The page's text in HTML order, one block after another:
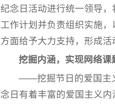
纪念日活动进行统一领导
工作计划并负责组织实施
方面给予大力支持，形成
挖掘内涵， 实现网络课
——挖掘节日的爱国主
念日有着丰富的爱国主义内